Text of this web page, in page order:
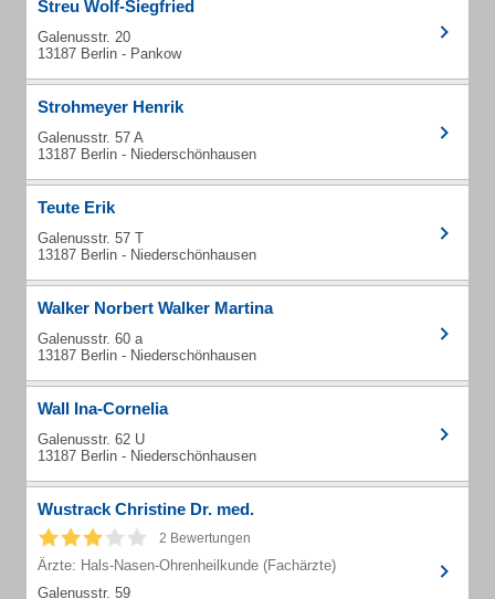
Streu Wolf-Siegfried
Galenusstr. 20
13187 Berlin - Pankow
Strohmeyer Henrik
Galenusstr. 57 A
13187 Berlin - Niederschönhausen
Teute Erik
Galenusstr. 57 T
13187 Berlin - Niederschönhausen
Walker Norbert Walker Martina
Galenusstr. 60 a
13187 Berlin - Niederschönhausen
Wall Ina-Cornelia
Galenusstr. 62 U
13187 Berlin - Niederschönhausen
Wustrack Christine Dr. med.
2 Bewertungen
Ärzte: Hals-Nasen-Ohrenheilkunde (Fachärzte)
Galenusstr. 59